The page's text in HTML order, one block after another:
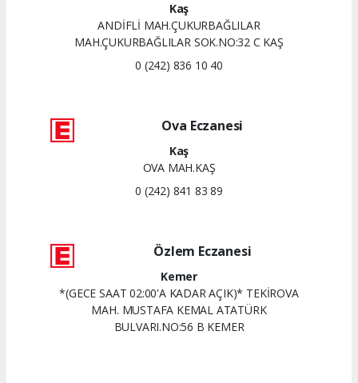
Kaş
ANDİFLİ MAH.ÇUKURBAĞLILAR
MAH.ÇUKURBAĞLILAR SOK.NO:32 C KAŞ
0 (242) 836 10 40
Ova Eczanesi
Kaş
OVA MAH.KAŞ
0 (242) 841 83 89
Özlem Eczanesi
Kemer
*(GECE SAAT 02:00'A KADAR AÇIK)* TEKİROVA
MAH. MUSTAFA KEMAL ATATÜRK
BULVARI.NO:56 B KEMER